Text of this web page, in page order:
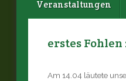
Veranstaltungen
erstes Fohlen
Am 14.04 läutete